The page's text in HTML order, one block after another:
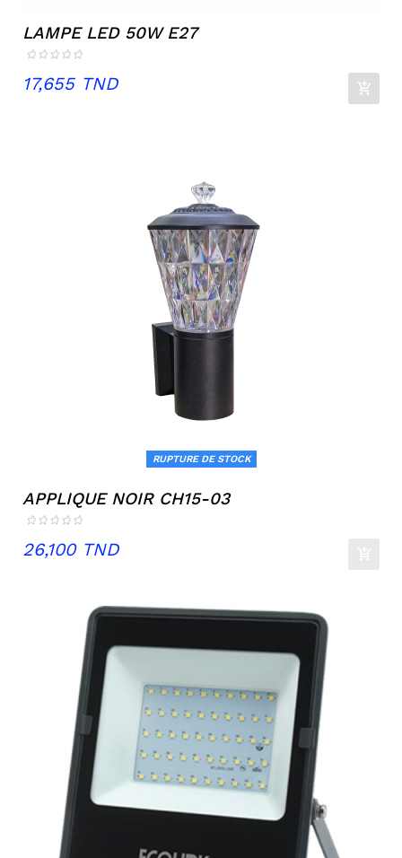
LAMPE LED 50W E27
Prix
17,655 TND
RUPTURE DE STOCK
APPLIQUE NOIR CH15-03
Prix
26,100 TND